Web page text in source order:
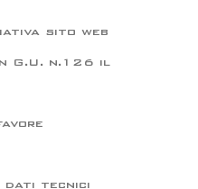
sito web
G.U. n.126 il
dati tecnici